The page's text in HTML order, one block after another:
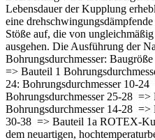
Lebensdauer der Kupplung
eine
Stöße auf, die von
ausgehen. Die Ausführung der
Bohrungsdurchmesser:
=> Bauteil 1
24: Bohrungsdurchmesser 10-24
Bohrungsdurchmesser 25-28 =>
Bohrungsdurchmesser 14-28 =>
30-38 => Bauteil 1a ROTEX-
dem neuartigen,